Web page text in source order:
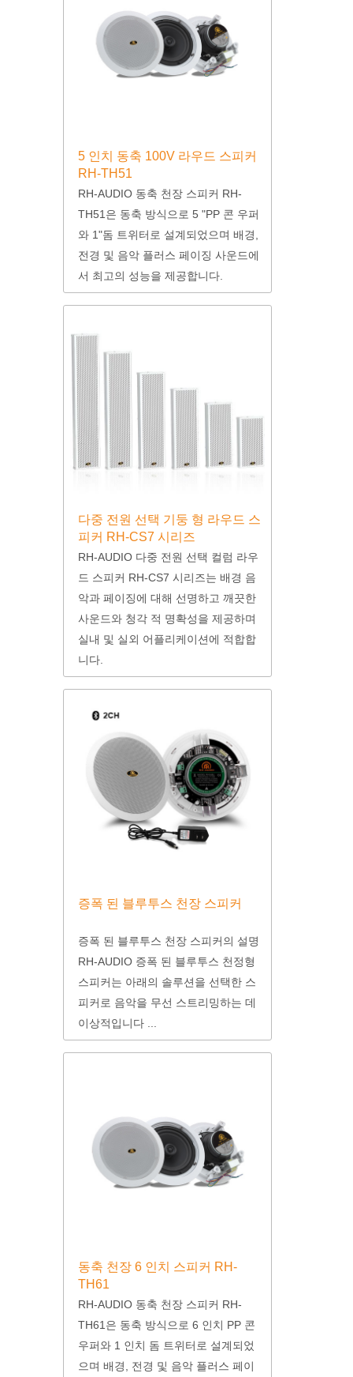
5 인치 동축 100V 라우드 스피커
RH-TH51
RH-AUDIO 동축 천장 스피커 RH-
TH51은 동축 방식으로 5 "PP 콘 우퍼
와 1"돔 트위터로 설계되었으며 배경,
전경 및 음악 플러스 페이징 사운드에
서 최고의 성능을 제공합니다.
다중 전원 선택 기둥 형 라우드 스
피커 RH-CS7 시리즈
RH-AUDIO 다중 전원 선택 컬럼 라우
드 스피커 RH-CS7 시리즈는 배경 음
악과 페이징에 대해 선명하고 깨끗한
사운드와 청각 적 명확성을 제공하며
실내 및 실외 어플리케이션에 적합합
니다.
증폭 된 블루투스 천장 스피커
증폭 된 블루투스 천장 스피커의 설명
RH-AUDIO 증폭 된 블루투스 천정형
스피커는 아래의 솔루션을 선택한 스
피커로 음악을 무선 스트리밍하는 데
이상적입니다 ...
동축 천장 6 인치 스피커 RH-
TH61
RH-AUDIO 동축 천장 스피커 RH-
TH61은 동축 방식으로 6 인치 PP 콘
우퍼와 1 인치 돔 트위터로 설계되었
으며 배경, 전경 및 음악 플러스 페이